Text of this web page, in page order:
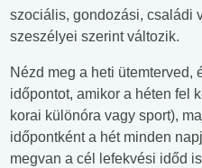
szociális, gondozási, családi
szeszélyei szerint változik.
Nézd meg a heti ütemterved,
időpontot, amikor a héten fel
korai különóra vagy sport),
időpontként a hét minden
megvan a cél lefekvési időd